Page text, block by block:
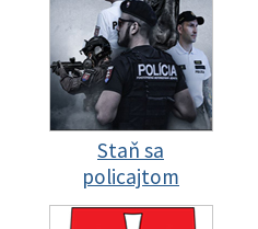
Staň sa
policajtom